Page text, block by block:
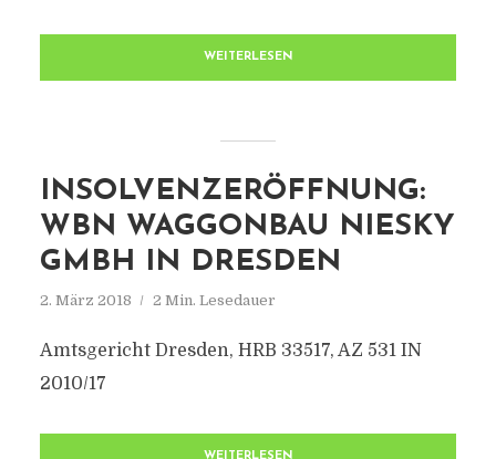
WEITERLESEN
INSOLVENZERÖFFNUNG:
WBN WAGGONBAU NIESKY
GMBH IN DRESDEN
2. März 2018 2 Min. Lesedauer
Amtsgericht Dresden, HRB 33517, AZ 531 IN
2010/17
WEITERLESEN